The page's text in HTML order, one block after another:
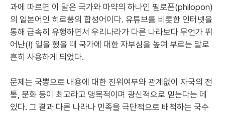
과에 따르면 이 말은 국가와 마약의 하나인 필로폰(philopon)
의 일본어인 히로뽕의 합성어이다. 유튜브를 비롯한 인터넷을
통해 급속히 유행하면서 우리나라가 다른 나라보다 무언가 뛰
어난(!) 일을 했을 때 국가에 대한 자부심을 높여 부르는 말로
흔히 사용하게 되었다.
문제는 국뽕으로 내용에 대한 진위여부와 관계없이 자국의 전
통, 문화 등이 최고라고 맹목적이며 광신적으로 믿는다는 데
있다. 그 결과 다른 나라나 민족을 극단적으로 배척하는 국수